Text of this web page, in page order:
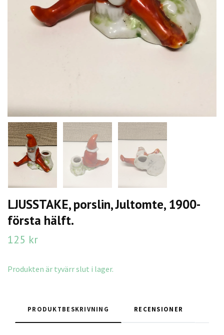
LJUSSTAKE, porslin, Jultomte, 1900-
första hälft.
125 kr
Produkten är tyvärr slut i lager.
PRODUKTBESKRIVNING RECENSIONER